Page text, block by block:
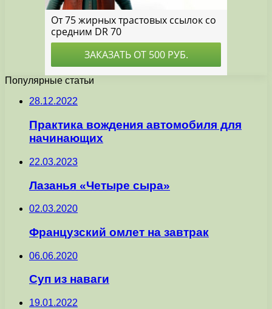
Популярные статьи
28.12.2022
Практика вождения автомобиля для
начинающих
22.03.2023
Лазанья «Четыре сыра»
02.03.2020
Французский омлет на завтрак
06.06.2020
Суп из наваги
19.01.2022